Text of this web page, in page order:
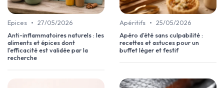
Epices • 27/05/2026
Anti-inflammatoires naturels : les
aliments et épices dont
l'efficacité est validée par la
recherche
Apéritifs • 25/05/2026
Apéro d'été sans culpabilité :
recettes et astuces pour un
buffet léger et festif